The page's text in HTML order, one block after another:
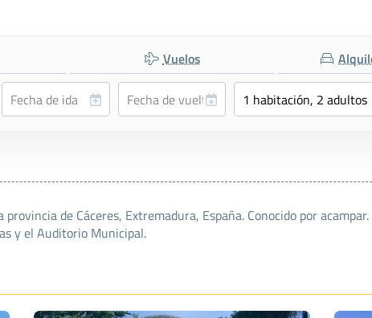
Vuelos
de Cáceres, Extremadura, España. Conocido por
y el Auditorio Municipal.